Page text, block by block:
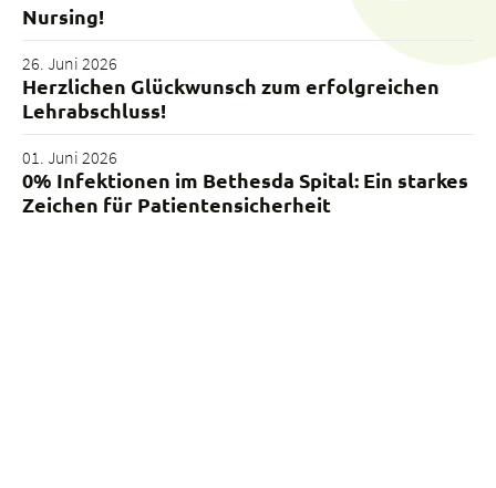
Nursing!
26. Juni 2026
Herzlichen Glückwunsch zum erfolgreichen
Lehrabschluss!
01. Juni 2026
0% Infektionen im Bethesda Spital: Ein starkes
Zeichen für Patientensicherheit